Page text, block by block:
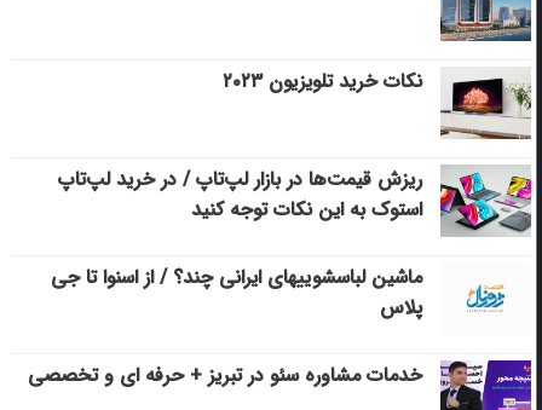
نکات خرید تلویزیون ۲۰۲۳
ریزش قیمت‌ها در بازار لپ‌تاپ / در خرید لپ‌تاپ
استوک به این نکات توجه کنید
ماشین لباسشویی‎های ایرانی چند؟ / از اسنوا تا جی
پلاس
خدمات مشاوره سئو در تبریز + حرفه ای و تخصصی